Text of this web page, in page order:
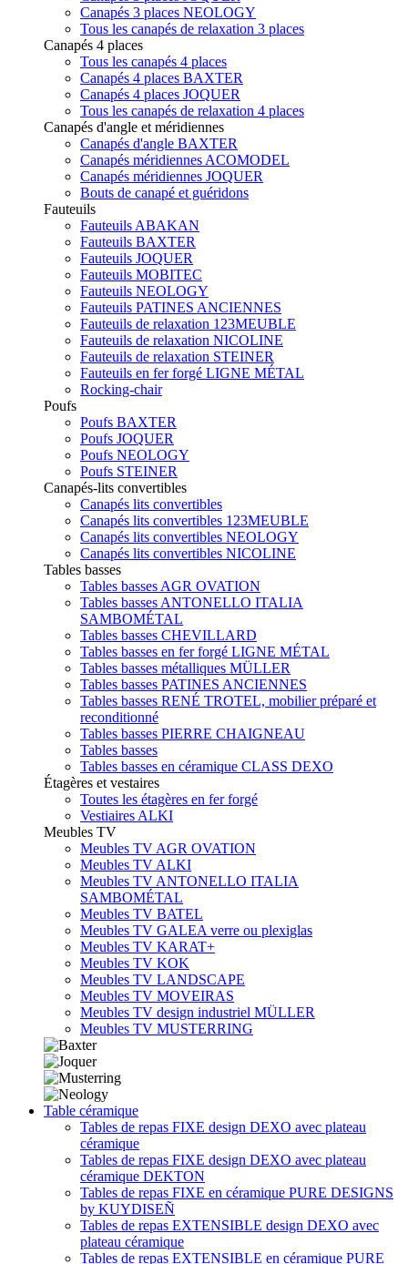
Canapés 3 places NEOLOGY
Tous les canapés de relaxation 3 places
Canapés 4 places
Tous les canapés 4 places
Canapés 4 places BAXTER
Canapés 4 places JOQUER
Tous les canapés de relaxation 4 places
Canapés d'angle et méridiennes
Canapés d'angle BAXTER
Canapés méridiennes ACOMODEL
Canapés méridiennes JOQUER
Bouts de canapé et guéridons
Fauteuils
Fauteuils ABAKAN
Fauteuils BAXTER
Fauteuils JOQUER
Fauteuils MOBITEC
Fauteuils NEOLOGY
Fauteuils PATINES ANCIENNES
Fauteuils de relaxation 123MEUBLE
Fauteuils de relaxation NICOLINE
Fauteuils de relaxation STEINER
Fauteuils en fer forgé LIGNE MÉTAL
Rocking-chair
Poufs
Poufs BAXTER
Poufs JOQUER
Poufs NEOLOGY
Poufs STEINER
Canapés-lits convertibles
Canapés lits convertibles
Canapés lits convertibles 123MEUBLE
Canapés lits convertibles NEOLOGY
Canapés lits convertibles NICOLINE
Tables basses
Tables basses AGR OVATION
Tables basses ANTONELLO ITALIA
SAMBOMÉTAL
Tables basses CHEVILLARD
Tables basses en fer forgé LIGNE MÉTAL
Tables basses métalliques MÜLLER
Tables basses PATINES ANCIENNES
Tables basses RENÉ TROTEL, mobilier préparé et
reconditionné
Tables basses PIERRE CHAIGNEAU
Tables basses
Tables basses en céramique CLASS DEXO
Étagères et vestaires
Toutes les étagères en fer forgé
Vestiaires ALKI
Meubles TV
Meubles TV AGR OVATION
Meubles TV ALKI
Meubles TV ANTONELLO ITALIA
SAMBOMÉTAL
Meubles TV BATEL
Meubles TV GALEA verre ou plexiglas
Meubles TV KARAT+
Meubles TV KOK
Meubles TV LANDSCAPE
Meubles TV MOVEIRAS
Meubles TV design industriel MÜLLER
Meubles TV MUSTERRING
Table céramique
Tables de repas FIXE design DEXO avec plateau
céramique
Tables de repas FIXE design DEXO avec plateau
céramique DEKTON
Tables de repas FIXE en céramique PURE DESIGNS
by KUYDISEÑ
Tables de repas EXTENSIBLE design DEXO avec
plateau céramique
Tables de repas EXTENSIBLE en céramique PURE